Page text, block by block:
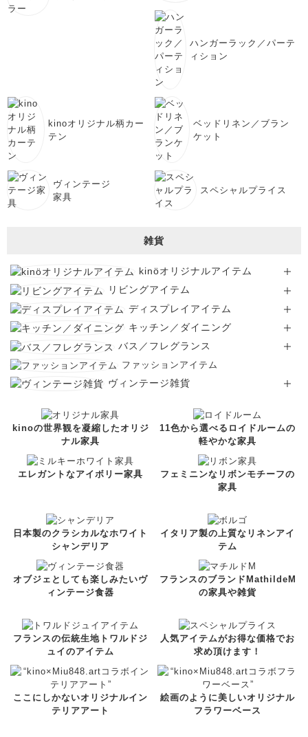
ハンガーラック／パーテ
ィション
kinoオリジナル柄カー
テン
ベッドリネン／ブラン
ケット
ヴィンテージ
家具
スペシャルプライス
雑貨
kinöオリジナルアイテム
リビングアイテム
ディスプレイアイテム
キッチン／ダイニング
バス／フレグランス
ファッションアイテム
ヴィンテージ雑貨
kinoの世界観を凝縮したオリジ
ナル家具
11色から選べるロイドルームの
軽やかな家具
エレガントなアイボリー家具
フェミニンなリボンモチーフの
家具
日本製のクラシカルなホワイト
シャンデリア
イタリア製の上質なリネンアイ
テム
オブジェとしても楽しみたいヴ
ィンテージ食器
フランスのブランドMathildeM
の家具や雑貨
フランスの伝統生地トワルドジ
ュイのアイテム
人気アイテムがお得な価格でお
求め頂けます！
ここにしかないオリジナルイン
テリアアート
絵画のように美しいオリジナル
フラワーベース